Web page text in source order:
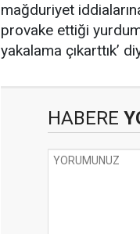
mağduriyet
provake ettiği
yakalama çıkarttık’
HABERE